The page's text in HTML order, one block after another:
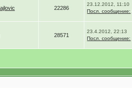
22286
23.12.2012, 11:10
Посл. сообщение:
28571
23.4.2012, 22:13
Посл. сообщение: